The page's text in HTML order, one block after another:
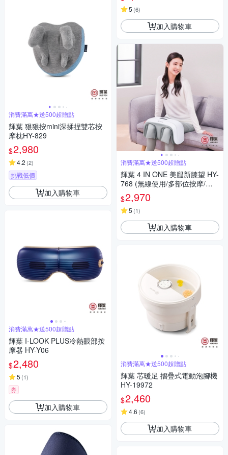
消費滿萬★送500超贈點
輝葉 狠狠按mini深揉捏雙芯按
摩枕HY-829
$2,980
4.2 (2)
挑戰低價
加入購物車
消費滿萬★送500超贈點
輝葉 I-LOOK PLUS冷熱眼部按
摩器 HY-Y06
$2,480
5 (1)
券
加入購物車
5 (6)
加入購物車
消費滿萬★送500超贈點
輝葉 4 IN ONE 美腿新膝望 HY-
768 (無線使用/多部位按摩/三
段力度三種按摩手法調節)
$2,970
5 (1)
加入購物車
消費滿萬★送500超贈點
輝葉 芯暖足 摺疊式電動泡腳機
HY-19972
$2,460
4.6 (6)
加入購物車